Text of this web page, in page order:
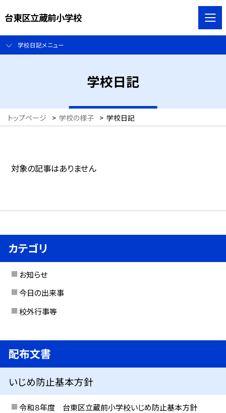
台東区立蔵前小学校
学校日記メニュー
学校日記
トップページ > 学校の様子 > 学校日記
対象の記事はありません
カテゴリ
お知らせ
今日の出来事
校外行事等
配布文書
いじめ防止基本方針
令和８年度 台東区立蔵前小学校いじめ防止基本方針